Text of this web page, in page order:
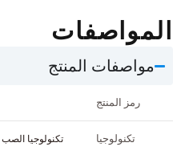
المواصفات
مواصفات المنتج
رمز المنتج
تكنولوجيا تكنولوجيا الصب